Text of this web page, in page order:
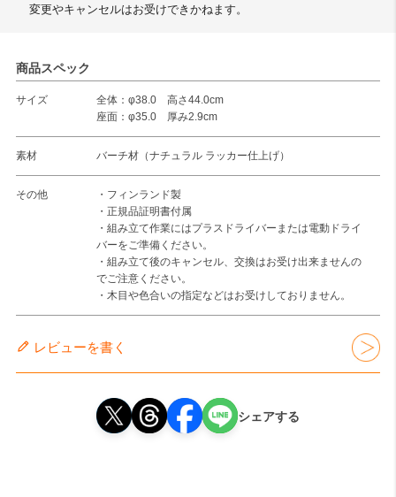
変更やキャンセルはお受けできかねます。
商品スペック
サイズ
全体：φ38.0 高さ44.0cm
座面：φ35.0 厚み2.9cm
素材 バーチ材（ナチュラル ラッカー仕上げ）
その他
・フィンランド製
・正規品証明書付属
・組み立て作業にはプラスドライバーまたは電動ドライ
バーをご準備ください。
・組み立て後のキャンセル、交換はお受け出来ませんの
でご注意ください。
・木目や色合いの指定などはお受けしておりません。
レビューを書く
シェアする